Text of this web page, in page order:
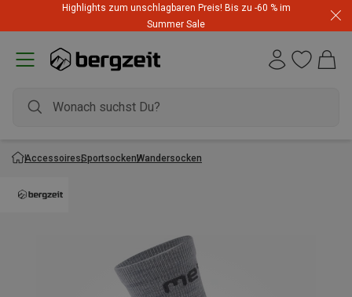
Highlights zum unschlagbaren Preis! Bis zu -60 % im
Summer Sale
AccessoiresSportsockenWandersocken